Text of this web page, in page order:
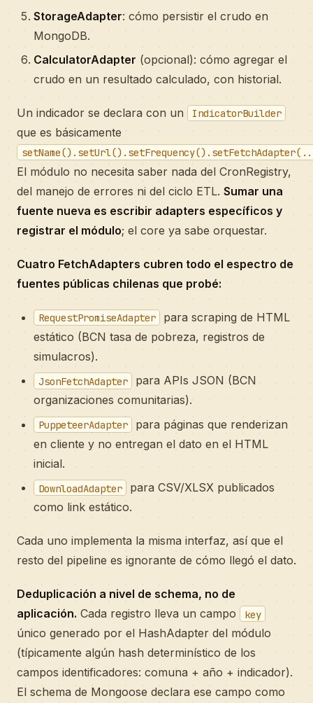
StorageAdapter: cómo persistir el crudo en
MongoDB.
CalculatorAdapter (opcional): cómo agregar el
crudo en un resultado calculado, con historial.
Un indicador se declara con un IndicatorBuilder
que es básicamente
El módulo no necesita saber nada del CronRegistry,
del manejo de errores ni del ciclo ETL. Sumar una
fuente nueva es escribir adapters específicos y
registrar el módulo; el core ya sabe orquestar.
Cuatro FetchAdapters cubren todo el espectro de
fuentes públicas chilenas que probé:
RequestPromiseAdapter
para scraping de HTML
estático (BCN tasa de pobreza, registros de
simulacros).
JsonFetchAdapter
para APIs JSON (BCN
organizaciones comunitarias).
PuppeteerAdapter
para páginas que renderizan
en cliente y no entregan el dato en el HTML
inicial.
DownloadAdapter
para CSV/XLSX publicados
como link estático.
Cada uno implementa la misma interfaz, así que el
resto del pipeline es ignorante de cómo llegó el dato.
Deduplicación a nivel de schema, no de
aplicación. Cada registro lleva un campo key
único generado por el HashAdapter del módulo
(típicamente algún hash determinístico de los
campos identificadores: comuna + año + indicador).
El schema de Mongoose declara ese campo como